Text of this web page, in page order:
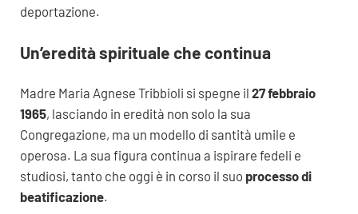
deportazione.
Un’eredità spirituale che continua
Madre Maria Agnese Tribbioli si spegne il 27 febbraio
1965, lasciando in eredità non solo la sua
Congregazione, ma un modello di santità umile e
operosa. La sua figura continua a ispirare fedeli e
studiosi, tanto che oggi è in corso il suo processo di
beatificazione.